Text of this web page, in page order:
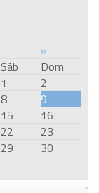
»
Sáb
Dom
1
2
8
9
15
16
22
23
29
30